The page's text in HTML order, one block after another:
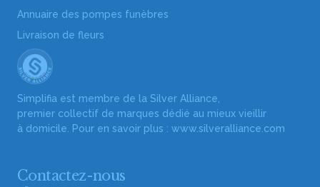
Annuaire des pompes funèbres
Livraison de fleurs
Simplifia est membre de la Silver Alliance,
premier collectif de marques dédié au mieux vieillir
à domicile. Pour en savoir plus : www.silveralliance.com
Contactez-nous